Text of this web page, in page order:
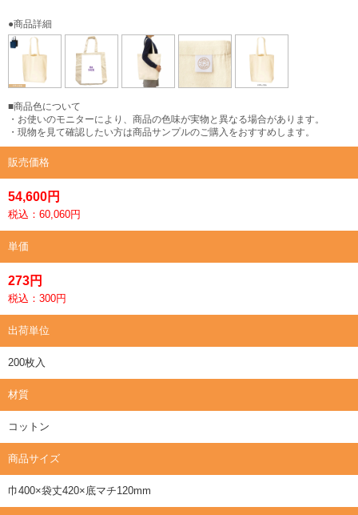
●商品詳細
■商品色について
・お使いのモニターにより、商品の色味が実物と異なる場合があります。
・現物を見て確認したい方は商品サンプルのご購入をおすすめします。
販売価格
54,600円
税込：60,060円
単価
273円
税込：300円
出荷単位
200枚入
材質
コットン
商品サイズ
巾400×袋丈420×底マチ120mm